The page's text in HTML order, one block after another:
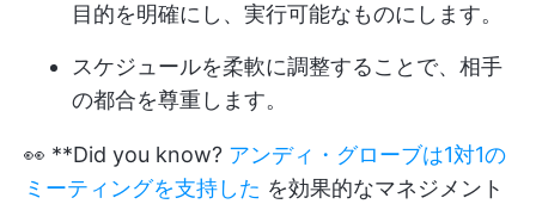
目的を明確にし、実行可能なものにします。
スケジュールを柔軟に調整することで、相手
の都合を尊重します。
👀 **Did you know? アンディ・グローブは1対1の
ミーティングを支持した を効果的なマネジメント